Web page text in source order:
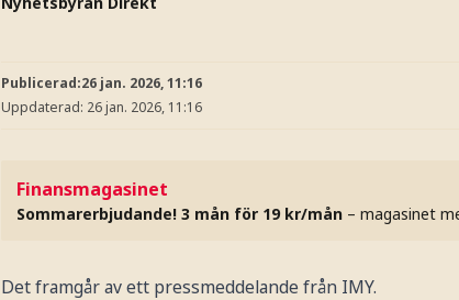
Publicerad:26 jan. 2026, 11:16
Uppdaterad: 26 jan. 2026, 11:16
Finansmagasinet
Sommarerbjudande! 3 mån för 19 kr/mån – magasinet
Det framgår av ett pressmeddelande från IMY.